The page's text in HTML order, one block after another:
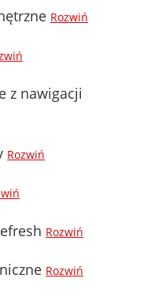
Rozwiń
z nawigacji
Rozwiń
Rozwiń
Rozwiń